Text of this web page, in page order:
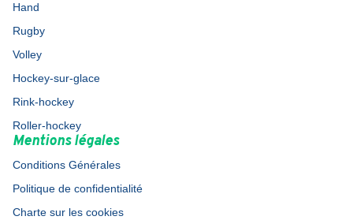
Hand
Rugby
Volley
Hockey-sur-glace
Rink-hockey
Roller-hockey
Mentions légales
Conditions Générales
Politique de confidentialité
Charte sur les cookies